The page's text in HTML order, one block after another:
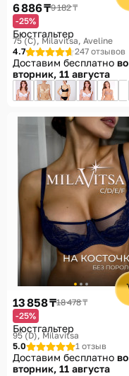
6 886 ₸9 182 ₸
-25%
Бюстгальтер
75 (С) Milavitsa, Aveline
4.7
247 отзывов
Доставим бесплатно во
вторник, 11 августа
13 858 ₸18 478 ₸
-25%
Бюстгальтер
95 (D) Milavitsa
5.0
1 отзыв
Доставим бесплатно во
вторник, 11 августа